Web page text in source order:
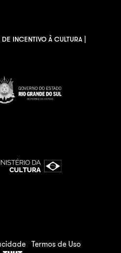
INCENTIVO À CULTURA |
Termos de Uso